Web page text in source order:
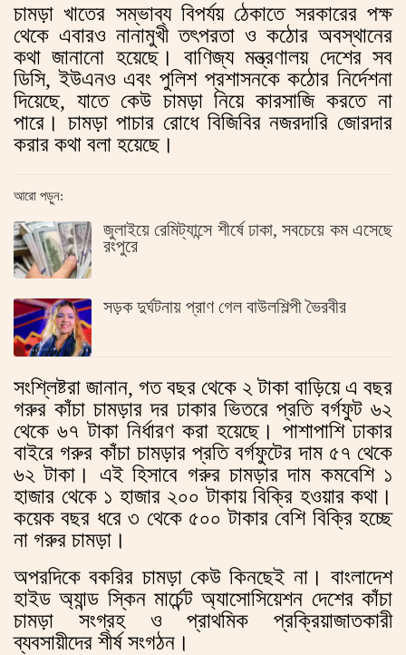
চামড়া খাতের সম্ভাব্য বিপর্যয় ঠেকাতে সরকারের পক্ষ
থেকে এবারও নানামুখী তৎপরতা ও কঠোর অবস্থানের
কথা জানানো হয়েছে। বাণিজ্য মন্ত্রণালয় দেশের সব
ডিসি, ইউএনও এবং পুলিশ প্রশাসনকে কঠোর নির্দেশনা
দিয়েছে, যাতে কেউ চামড়া নিয়ে কারসাজি করতে না
পারে। চামড়া পাচার রোধে বিজিবির নজরদারি জোরদার
করার কথা বলা হয়েছে।
আরো পড়ুন:
জুলাইয়ে রেমিট্যান্সে শীর্ষে ঢাকা, সবচেয়ে কম এসেছে
রংপুরে
সড়ক দুর্ঘটনায় প্রাণ গেল বাউলশিল্পী ভৈরবীর
সংশ্লিষ্টরা জানান, গত বছর থেকে ২ টাকা বাড়িয়ে এ বছর
গরুর কাঁচা চামড়ার দর ঢাকার ভিতরে প্রতি বর্গফুট ৬২
থেকে ৬৭ টাকা নির্ধারণ করা হয়েছে। পাশাপাশি ঢাকার
বাইরে গরুর কাঁচা চামড়ার প্রতি বর্গফুটের দাম ৫৭ থেকে
৬২ টাকা। এই হিসাবে গরুর চামড়ার দাম কমবেশি ১
হাজার থেকে ১ হাজার ২০০ টাকায় বিক্রি হওয়ার কথা।
কয়েক বছর ধরে ৩ থেকে ৫০০ টাকার বেশি বিক্রি হচ্ছে
না গরুর চামড়া।
অপরদিকে বকরির চামড়া কেউ কিনছেই না। বাংলাদেশ
হাইড অ্যান্ড স্কিন মার্চেন্ট অ্যাসোসিয়েশন দেশের কাঁচা
চামড়া সংগ্রহ ও প্রাথমিক প্রক্রিয়াজাতকারী
ব্যবসায়ীদের শীর্ষ সংগঠন।